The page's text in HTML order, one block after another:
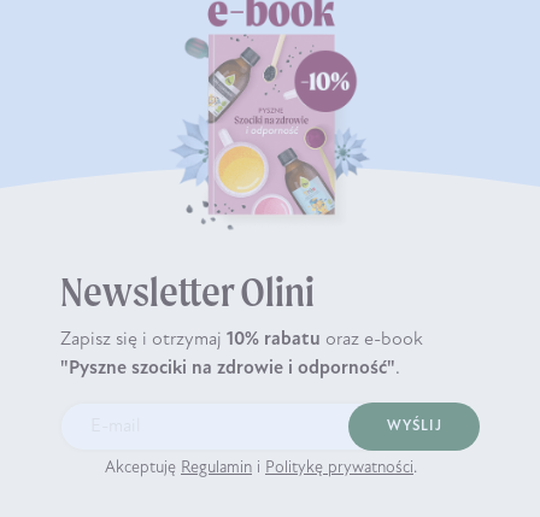
Newsletter Olini
Zapisz się i otrzymaj 10% rabatu oraz e-book
"Pyszne szociki na zdrowie i odporność".
WYŚLIJ
Akceptuję Regulamin i Politykę prywatności.